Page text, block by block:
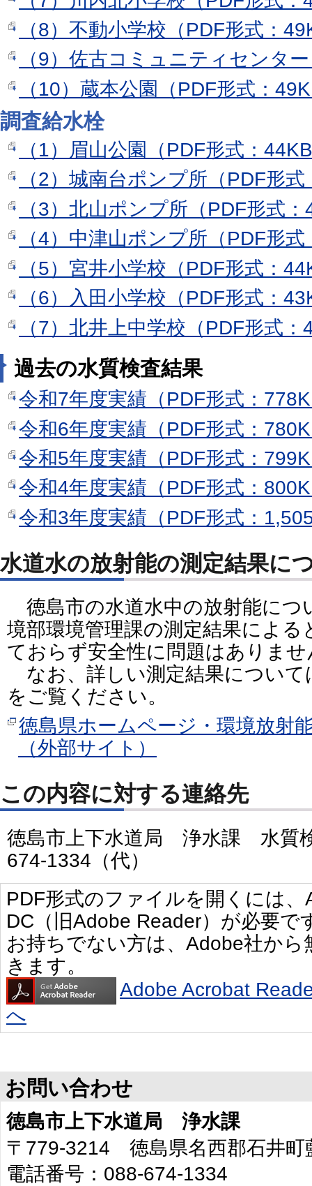
（8）不動小学校（PDF形式：
（9）佐古コミュニティセンタ
（10）蔵本公園（PDF形式：
調査給水栓
（1）眉山公園（PDF形式：
（2）城南台ポンプ所（PDF形
（3）北山ポンプ所（PDF形式
（4）中津山ポンプ所（PDF形
（5）宮井小学校（PDF形式：
（6）入田小学校（PDF形式：
（7）北井上中学校（PDF形式：
過去の水質検査結果
令和7年度実績（PDF形式：
令和6年度実績（PDF形式：
令和5年度実績（PDF形式：
令和4年度実績（PDF形式：
令和3年度実績（PDF形式：
水道水の放射能の測定結果に
徳島市の水道水中の放射能につ
境部環境管理課の測定結果による
ておらず安全性に問題はありませ
なお、詳しい測定結果について
をご覧ください。
徳島県ホームページ・環境放射
（外部サイト）
この内容に対する連絡先
徳島市上下水道局 浄水課 水質
674-1334（代）
PDF形式のファイルを開くには
DC（旧Adobe Reader）が必要で
お持ちでない方は、Adobe社か
きます。
Adobe Acrobat
へ
お問い合わせ
徳島市上下水道局 浄水課
〒779-3214 徳島県名西郡石井町
電話番号：088-674-1334